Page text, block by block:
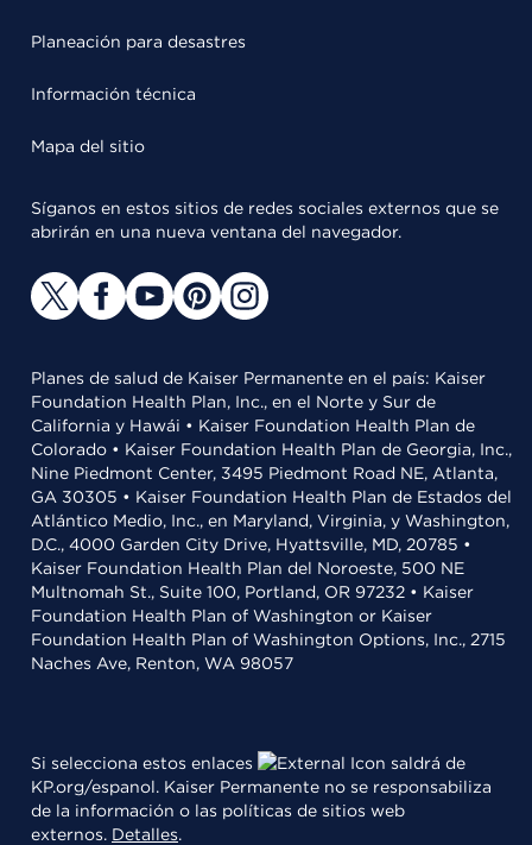
Planeación para desastres
Información técnica
Mapa del sitio
Síganos en estos sitios de redes sociales externos que se
abrirán en una nueva ventana del navegador.
Planes de salud de Kaiser Permanente en el país: Kaiser
Foundation Health Plan, Inc., en el Norte y Sur de
California y Hawái • Kaiser Foundation Health Plan de
Colorado • Kaiser Foundation Health Plan de Georgia, Inc.,
Nine Piedmont Center, 3495 Piedmont Road NE, Atlanta,
GA 30305 • Kaiser Foundation Health Plan de Estados del
Atlántico Medio, Inc., en Maryland, Virginia, y Washington,
D.C., 4000 Garden City Drive, Hyattsville, MD, 20785 •
Kaiser Foundation Health Plan del Noroeste, 500 NE
Multnomah St., Suite 100, Portland, OR 97232 • Kaiser
Foundation Health Plan of Washington or Kaiser
Foundation Health Plan of Washington Options, Inc., 2715
Naches Ave, Renton, WA 98057
Si selecciona estos enlaces
saldrá de
KP.org/espanol. Kaiser Permanente no se responsabiliza
de la información o las políticas de sitios web
externos. Detalles.